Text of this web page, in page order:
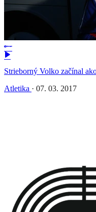
Strieborný Volko začínal
Atletika · 07. 03. 2017